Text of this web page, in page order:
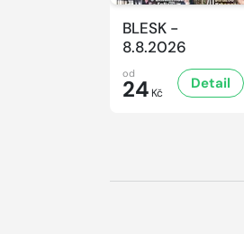
BLESK -
8.8.2026
od
24 Kč
Detail